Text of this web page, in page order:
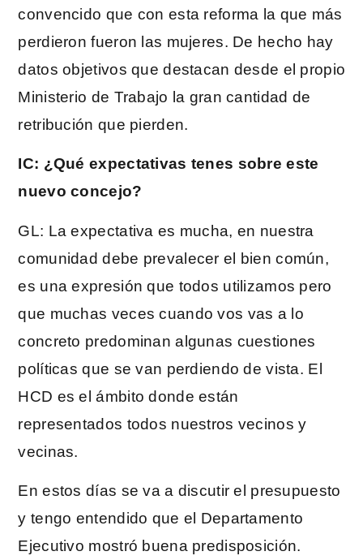
convencido que con esta reforma la que más
perdieron fueron las mujeres. De hecho hay
datos objetivos que destacan desde el propio
Ministerio de Trabajo la gran cantidad de
retribución que pierden.
IC: ¿Qué expectativas tenes sobre este
nuevo concejo?
GL: La expectativa es mucha, en nuestra
comunidad debe prevalecer el bien común,
es una expresión que todos utilizamos pero
que muchas veces cuando vos vas a lo
concreto predominan algunas cuestiones
políticas que se van perdiendo de vista. El
HCD es el ámbito donde están
representados todos nuestros vecinos y
vecinas.
En estos días se va a discutir el presupuesto
y tengo entendido que el Departamento
Ejecutivo mostró buena predisposición.